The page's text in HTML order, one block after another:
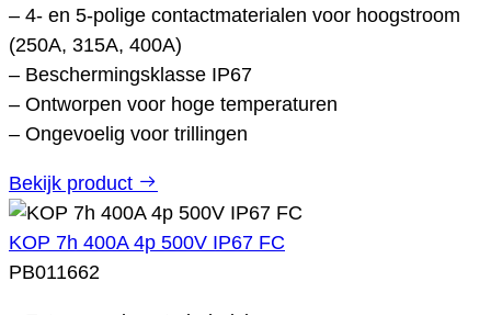
– 4- en 5-polige contactmaterialen voor hoogstroom
(250A, 315A, 400A)
– Beschermingsklasse IP67
– Ontworpen voor hoge temperaturen
– Ongevoelig voor trillingen
Bekijk product
KOP 7h 400A 4p 500V IP67 FC
PB011662